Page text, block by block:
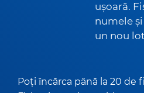
ușoară.
numele
un nou
Poți încărca până la 20 de